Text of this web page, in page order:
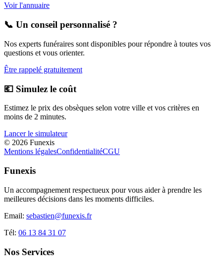
Voir l'annuaire
📞 Un conseil personnalisé ?
Nos experts funéraires sont disponibles pour répondre à toutes vos
questions et vous orienter.
Être rappelé gratuitement
💶 Simulez le coût
Estimez le prix des obsèques selon votre ville et vos critères en
moins de 2 minutes.
Lancer le simulateur
© 2026 Funexis
Mentions légalesConfidentialitéCGU
Funexis
Un accompagnement respectueux pour vous aider à prendre les
meilleures décisions dans les moments difficiles.
Email: sebastien@funexis.fr
Tél: 06 13 84 31 07
Nos Services